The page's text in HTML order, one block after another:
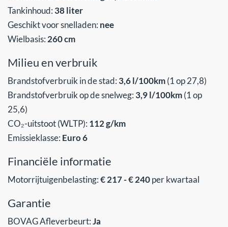
Tankinhoud: 38 liter
Geschikt voor snelladen: nee
Wielbasis: 260 cm
Milieu en verbruik
Brandstofverbruik in de stad: 3,6 l/100km(1 op 27,8)
Brandstofverbruik op de snelweg: 3,9 l/100km(1 op
25,6)
CO₂-uitstoot (WLTP): 112 g/km
Emissieklasse: Euro 6
Financiële informatie
Motorrijtuigenbelasting:€ 217 - € 240per kwartaal
Garantie
BOVAG Afleverbeurt:Ja